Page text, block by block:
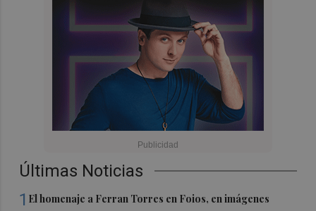
Últimas Noticias
1 El homenaje a Ferran Torres en Foios, en imágenes